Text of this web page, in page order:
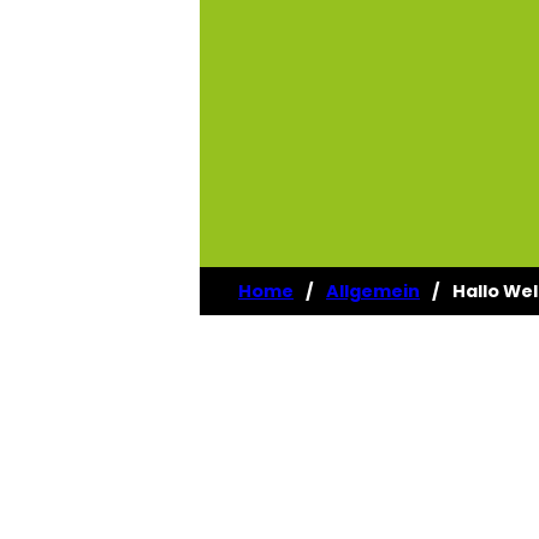
Home / Allgemein / Hallo